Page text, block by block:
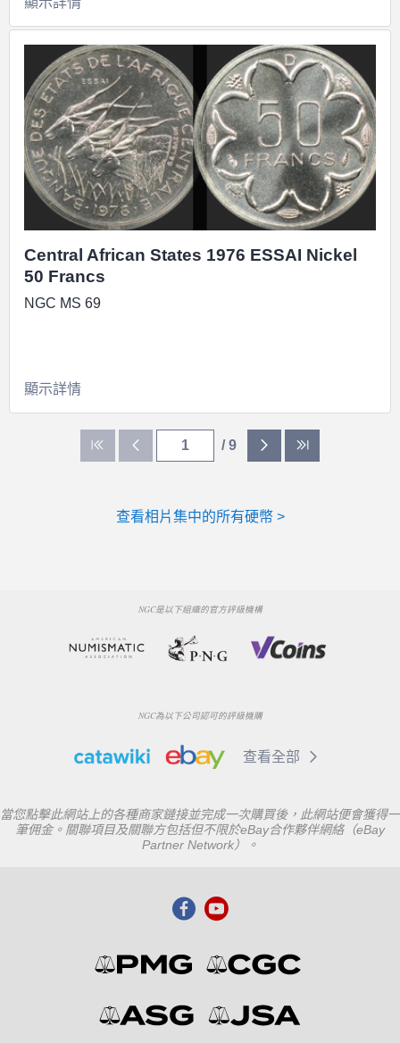
Central African States 1976 ESSAI Nickel
50 Francs
NGC MS 69
顯示詳情
/ 9
查看相片集中的所有硬幣 >
NGC是以下組織的官方評級機構
NGC為以下公司認可的評級機購
查看全部
當您點擊此網站上的各種商家鏈接並完成一次購買後，此網站便會獲得一
筆佣金。關聯項目及關聯方包括但不限於eBay合作夥伴網絡（eBay
Partner Network）。